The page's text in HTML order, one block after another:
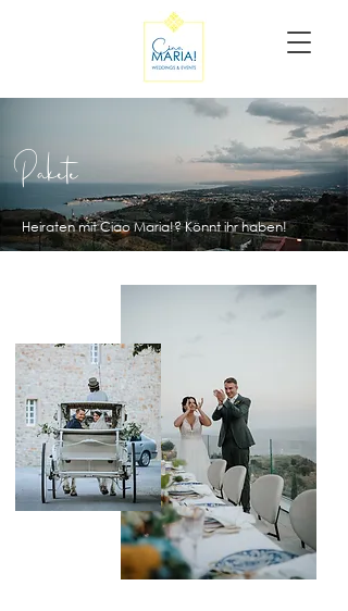
Pakete
Heiraten mit Ciao Maria!? Könnt ihr haben!